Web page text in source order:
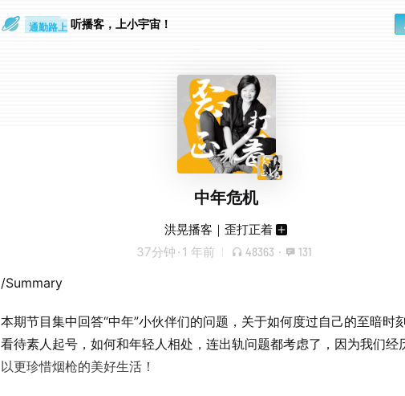
通勤路上 听播客，上小宇宙！
中年危机
洪晃播客｜歪打正着
37分钟 · 1 年前 48363 · 131
/Summary
本期节目集中回答“中年”小伙伴们的问题，关于如何度过自己的至暗时
看待素人起号，如何和年轻人相处，连出轨问题都考虑了，因为我们经
以更珍惜烟枪的美好生活！